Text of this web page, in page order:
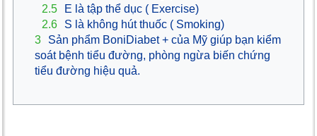
2.5
E là tập thể dục ( Exercise)
2.6
S là không hút thuốc ( Smoking)
3
Sản phẩm BoniDiabet + của Mỹ giúp bạn kiểm
soát bệnh tiểu đường, phòng ngừa biến chứng
tiểu đường hiệu quả.